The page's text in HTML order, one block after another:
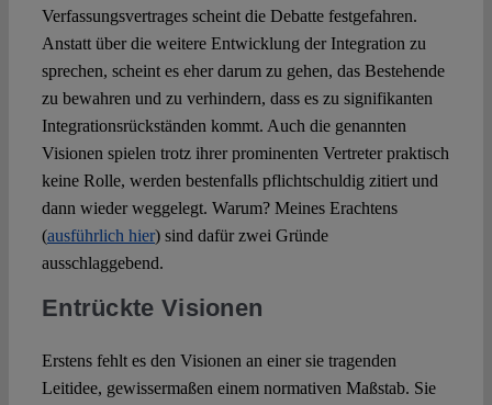
Verfassungsvertrages scheint die Debatte festgefahren.
Anstatt über die weitere Entwicklung der Integration zu
sprechen, scheint es eher darum zu gehen, das Bestehende
zu bewahren und zu verhindern, dass es zu signifikanten
Integrationsrückständen kommt. Auch die genannten
Visionen spielen trotz ihrer prominenten Vertreter praktisch
keine Rolle, werden bestenfalls pflichtschuldig zitiert und
dann wieder weggelegt. Warum? Meines Erachtens
(ausführlich hier) sind dafür zwei Gründe
ausschlaggebend.
Entrückte Visionen
Erstens fehlt es den Visionen an einer sie tragenden
Leitidee, gewissermaßen einem normativen Maßstab. Sie